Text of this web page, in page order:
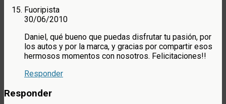
Fuoripista
30/06/2010
Daniel, qué bueno que puedas disfrutar tu pasión, por
los autos y por la marca, y gracias por compartir esos
hermosos momentos con nosotros. Felicitaciones!!
Responder
Responder